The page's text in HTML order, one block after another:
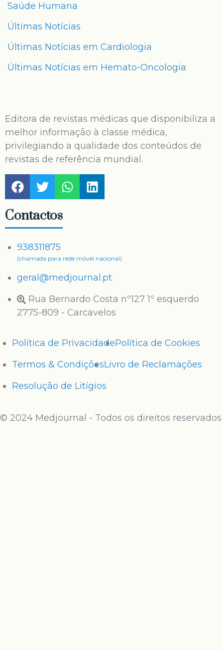
Saúde Humana
Últimas Notícias
Últimas Notícias em Cardiologia
Últimas Notícias em Hemato-Oncologia
Editora de revistas médicas que disponibiliza a
melhor informação à classe médica,
privilegiando a qualidade dos conteúdos de
revistas de referência mundial.
Contactos
938311875
(chamada para rede móvel nacional)
geral@medjournal.pt
Rua Bernardo Costa nº127 1º esquerdo
2775-809 - Carcavelos
Política de PrivacidadePolítica de Cookies
Termos & CondiçõesLivro de Reclamações
Resolução de Litígios
© 2024 Medjournal - Todos os direitos reservados